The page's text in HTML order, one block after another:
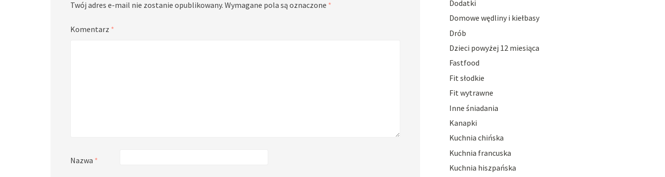
Twój adres e-mail nie zostanie opublikowany. Wymagane pola są oznaczone *
Komentarz *
Nazwa *
Dodatki
Domowe wędliny i kiełbasy
Drób
Dzieci powyżej 12 miesiąca
Fastfood
Fit słodkie
Fit wytrawne
Inne śniadania
Kanapki
Kuchnia chińska
Kuchnia francuska
Kuchnia hiszpańska